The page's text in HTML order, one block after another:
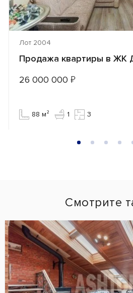
Лот 2004
Продажа квартиры в ЖК
26 000 000 ₽
88 м² 1 3
Смотрите